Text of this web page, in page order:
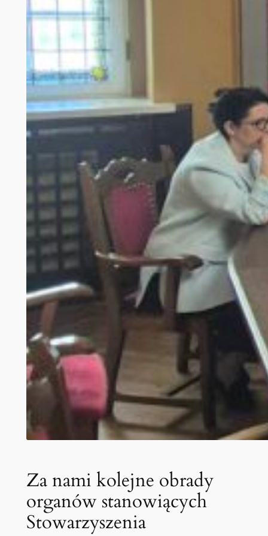
Za nami kolejne obrady
organów stanowiących
Stowarzyszenia